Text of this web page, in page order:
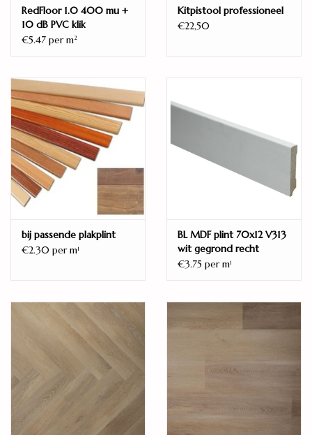
Embossed-in-register
Verbinding
Gebruiksklasse huishoudelijk
23
Gebruiksklasse commercieel
33 (AC5)
Garantie huishoudelijk
15 jaar
Garantie commercieel
Merk
RedFloor 1.0 400 mu +
10 dB PVC klik
€5.47 per m2
Kitpistool professioneel
€22,50
bij passende plakplint
€2.30 per m1
BL MDF plint 70x12 V313
wit gegrond recht
€3.75 per m1